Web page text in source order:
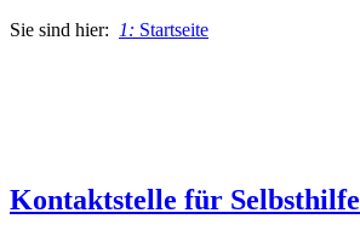
Sie sind hier:
1: Startseite
Kontaktstelle für Selbsthilfe